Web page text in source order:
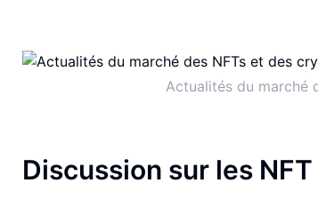
Actualités du marché
Discussion sur les